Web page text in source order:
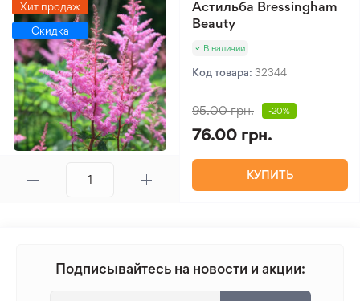
Хит продаж
Скидка
Астильба Bressingham
Beauty
В наличии
Код товара: 32344
95.00 грн. -20%
76.00 грн.
КУПИТЬ
Подписывайтесь на новости и акции: